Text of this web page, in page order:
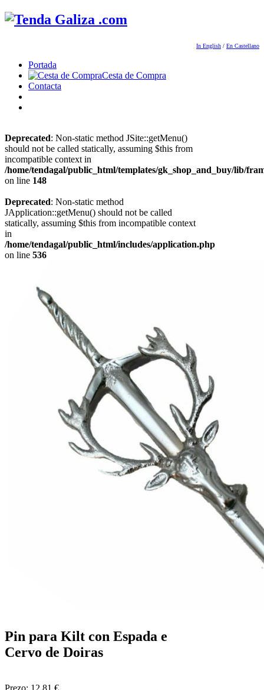
In English / En Castellano
Portada
Cesta de Compra
Contacta
Deprecated: Non-static method JSite::getMenu()
should not be called statically, assuming $this from
incompatible context in
/home/tendagal/public_html/templates/gk_shop_and_buy/lib/
on line 148
Deprecated: Non-static method
JApplication::getMenu() should not be called
statically, assuming $this from incompatible context
in
/home/tendagal/public_html/includes/application.php
on line 536
Pin para Kilt con Espada e
Cervo de Doiras
Prezo: 12,81 €